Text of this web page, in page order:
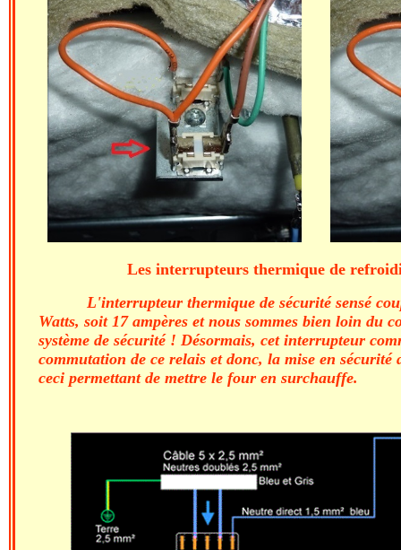
Les interrupteurs thermique de
L'interrupteur thermique de sécurité sensé
Watts, soit 17 ampères et nous sommes bien loin du
système de sécurité ! Désormais, cet interrupteur
commutation de ce relais et donc, la mise en
ceci permettant de mettre le four en surchauffe.